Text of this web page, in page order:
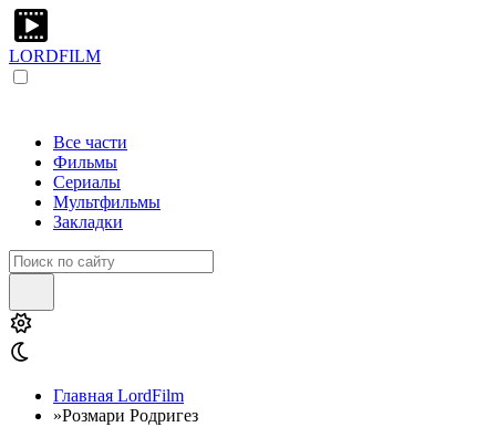
LORDFILM
Все части
Фильмы
Сериалы
Мультфильмы
Закладки
Главная LordFilm
»Розмари Родригез